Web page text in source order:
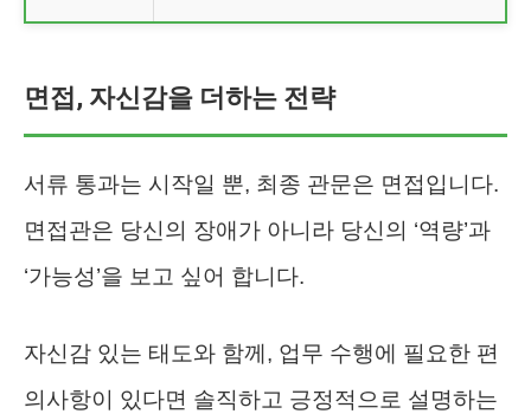
면접, 자신감을 더하는 전략
서류 통과는 시작일 뿐, 최종 관문은 면접입니다.
면접관은 당신의 장애가 아니라 당신의 ‘역량’과
‘가능성’을 보고 싶어 합니다.
자신감 있는 태도와 함께, 업무 수행에 필요한 편
의사항이 있다면 솔직하고 긍정적으로 설명하는